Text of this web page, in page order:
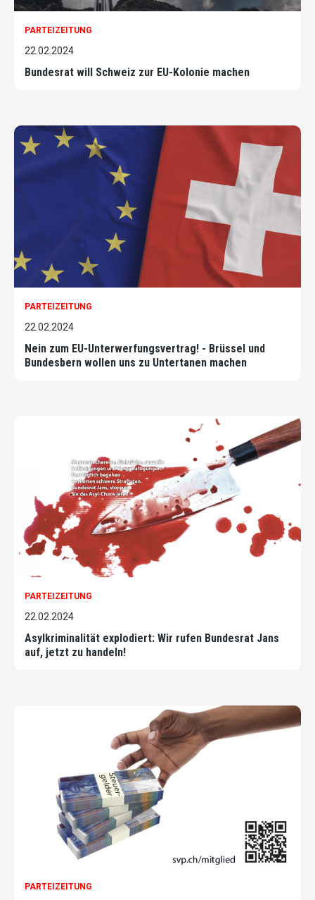
PARTEIZEITUNG
22.02.2024
Bundesrat will Schweiz zur EU-Kolonie machen
PARTEIZEITUNG
22.02.2024
Nein zum EU-Unterwerfungsvertrag! - Brüssel und
Bundesbern wollen uns zu Untertanen machen
PARTEIZEITUNG
22.02.2024
Asylkriminalität explodiert: Wir rufen Bundesrat Jans
auf, jetzt zu handeln!
PARTEIZEITUNG